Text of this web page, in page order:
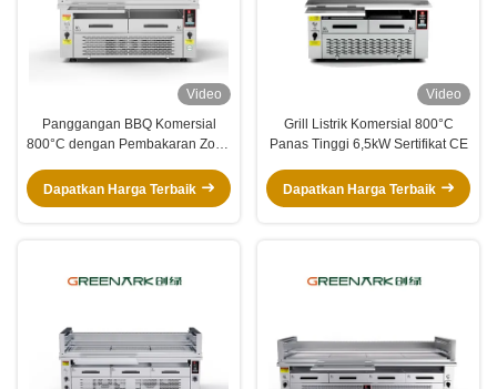
Video
Panggangan BBQ Komersial
800°C dengan Pembakaran Zona
Dapatkan Harga Terbaik
Video
Grill Listrik Komersial 800°C
Panas Tinggi 6,5kW Sertifikat CE
Dapatkan Harga Terbaik